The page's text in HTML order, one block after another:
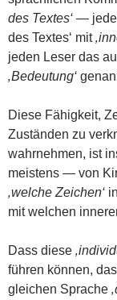
des Textes‘ —
des Textes‘ mit
jeden Leser das
‚Bedeutung‘
Diese Fähigkeit,
Zuständen zu
wahrnehmen, ist
meistens — von
‚welche Zeichen‘
mit welchen
Dass diese
führen können,
gleichen Sprache